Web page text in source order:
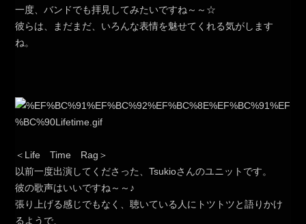
一度、バンドでも拝見してみたいですね～～☆
彼らは、まだまだ、いろんな表情を魅せてくれる気がします
ね。
＜Life Time Rag＞
以前一度出演してくださった、Tsukioさんのユニットです。
彼の歌声はいいですね～～♪
張り上げる感じでもなく、聴いている人にトツトツと語りかけ
るようで、